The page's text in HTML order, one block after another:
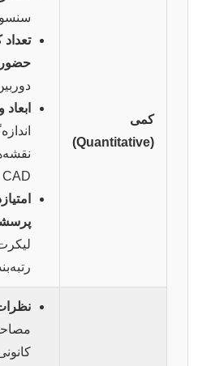
کمی
(Quantitative)
ابعاد
CAD